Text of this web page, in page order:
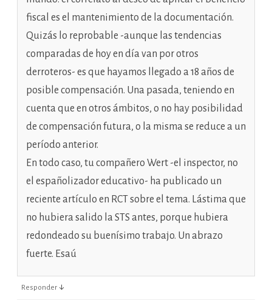
fiscal es el mantenimiento de la documentación.
Quizás lo reprobable -aunque las tendencias
comparadas de hoy en día van por otros
derroteros- es que hayamos llegado a 18 años de
posible compensación. Una pasada, teniendo en
cuenta que en otros ámbitos, o no hay posibilidad
de compensación futura, o la misma se reduce a un
período anterior.
En todo caso, tu compañero Wert -el inspector, no
el españolizador educativo- ha publicado un
reciente artículo en RCT sobre el tema. Lástima que
no hubiera salido la STS antes, porque hubiera
redondeado su buenísimo trabajo. Un abrazo
fuerte. Esaú
Responder ↓